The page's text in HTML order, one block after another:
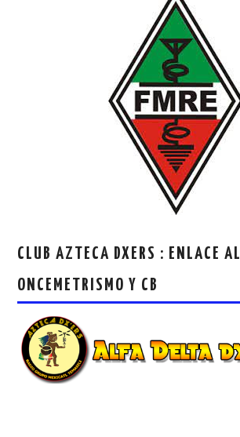
CLUB AZTECA DXERS : ENLACE AL
ONCEMETRISMO Y CB